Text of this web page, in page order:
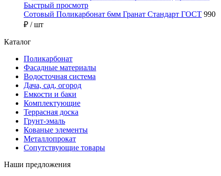
Быстрый просмотр
Сотовый Поликарбонат 6мм Гранат Стандарт ГОСТ 990
₽ / шт
Каталог
Поликарбонат
Фасадные материалы
Водосточная система
Дача, сад, огород
Емкости и баки
Комплектующие
Террасная доска
Грунт-эмаль
Кованые элементы
Металлопрокат
Сопутствующие товары
Наши предложения